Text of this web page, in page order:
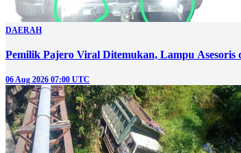
DAERAH
Pemilik Pajero Viral Ditemukan, Lampu Asesoris
06 Aug 2026 07:00 UTC